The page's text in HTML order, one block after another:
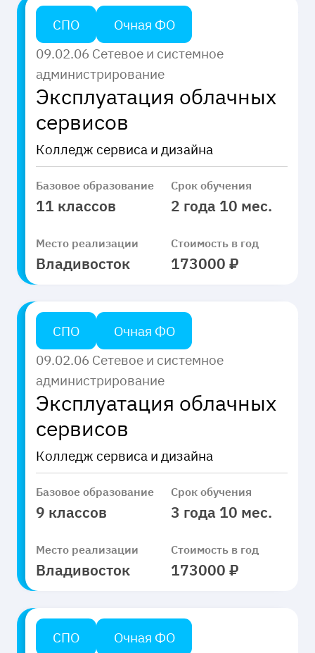
Дистанционная
Применить
Применить
СПО
Очная ФО
09.02.06 Сетевое и системное
администрирование
Эксплуатация облачных
сервисов
Колледж сервиса и дизайна
Базовое образование
11 классов
Срок обучения
2 года 10 мес.
Место реализации
Владивосток
Стоимость в год
173000 ₽
СПО
Очная ФО
09.02.06 Сетевое и системное
администрирование
Эксплуатация облачных
сервисов
Колледж сервиса и дизайна
Базовое образование
9 классов
Срок обучения
3 года 10 мес.
Место реализации
Владивосток
Стоимость в год
173000 ₽
СПО
Очная ФО